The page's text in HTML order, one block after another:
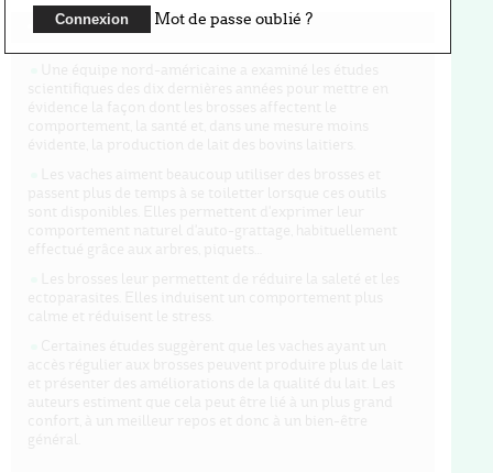
Mot de passe oublié ?
Les points forts